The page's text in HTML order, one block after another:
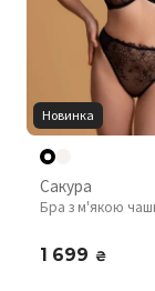
Новинка
Сакура
Бра з м'якою
1 699 ₴